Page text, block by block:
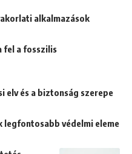
alkalmazások
fel a fosszilis
elv és a biztonság szerepe
legfontosabb védelmi eleme